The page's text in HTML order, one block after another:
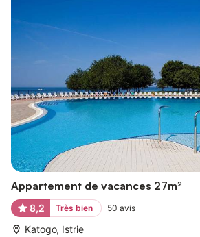
Appartement de vacances 27m²
8,2 Très bien 50 avis
Katogo, Istrie